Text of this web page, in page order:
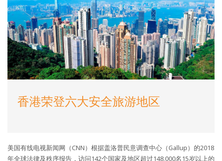
香港荣登六大安全旅游地区
美国有线电视新闻网（CNN）根据盖洛普民意调查中心（Gallup）的2018
年全球法律及秩序报告，访问142个国家及地区超过148,000名15岁以上的